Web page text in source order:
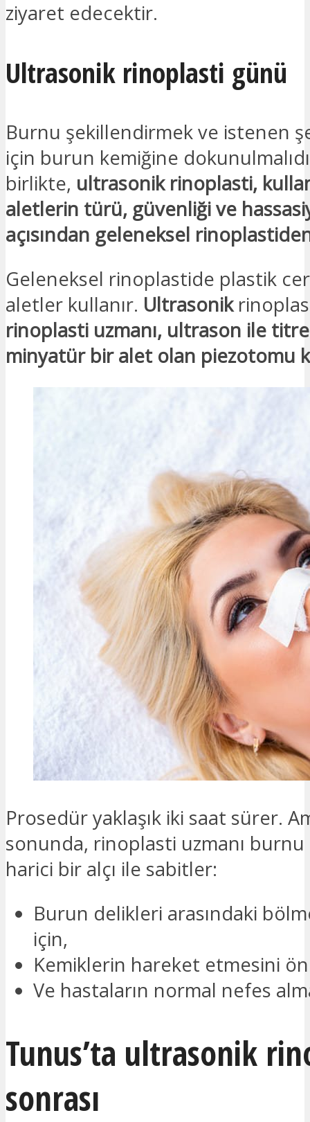
ziyaret edecektir.
Ultrasonik rinoplasti günü
Burnu şekillendirmek ve istenen
için burun kemiğine
birlikte, ultrasonik rinoplasti,
aletlerin türü, güvenliği ve
açısından geleneksel
Geleneksel rinoplastide plastik
aletler kullanır. Ultrasonik
rinoplasti uzmanı, ultrason ile
minyatür bir alet olan piezotomu
Prosedür yaklaşık iki saat sürer.
sonunda, rinoplasti uzmanı
harici bir alçı ile sabitler:
Burun delikleri arasındaki
için,
Kemiklerin hareket etmesini
Ve hastaların normal nefes
Tunus’ta ultrasonik
sonrası